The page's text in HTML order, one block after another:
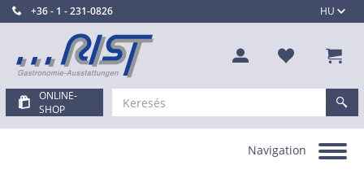
HU
+36 - 1 - 231-0826
ONLINE-
SHOP
Toggle
Navigation